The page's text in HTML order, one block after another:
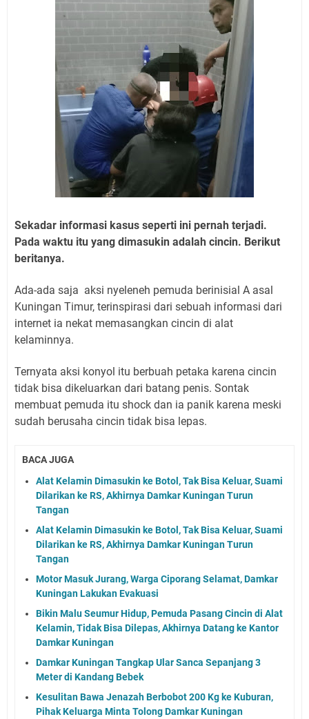
Sekadar informasi kasus seperti ini pernah terjadi.
Pada waktu itu yang dimasukin adalah cincin. Berikut
beritanya.
Ada-ada saja aksi nyeleneh pemuda berinisial A asal
Kuningan Timur, terinspirasi dari sebuah informasi dari
internet ia nekat memasangkan cincin di alat
kelaminnya.
Ternyata aksi konyol itu berbuah petaka karena cincin
tidak bisa dikeluarkan dari batang penis. Sontak
membuat pemuda itu shock dan ia panik karena meski
sudah berusaha cincin tidak bisa lepas.
BACA JUGA
Alat Kelamin Dimasukin ke Botol, Tak Bisa Keluar, Suami
Dilarikan ke RS, Akhirnya Damkar Kuningan Turun
Tangan
Alat Kelamin Dimasukin ke Botol, Tak Bisa Keluar, Suami
Dilarikan ke RS, Akhirnya Damkar Kuningan Turun
Tangan
Motor Masuk Jurang, Warga Ciporang Selamat, Damkar
Kuningan Lakukan Evakuasi
Bikin Malu Seumur Hidup, Pemuda Pasang Cincin di Alat
Kelamin, Tidak Bisa Dilepas, Akhirnya Datang ke Kantor
Damkar Kuningan
Damkar Kuningan Tangkap Ular Sanca Sepanjang 3
Meter di Kandang Bebek
Kesulitan Bawa Jenazah Berbobot 200 Kg ke Kuburan,
Pihak Keluarga Minta Tolong Damkar Kuningan